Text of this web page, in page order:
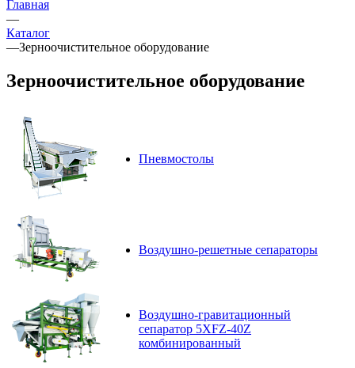
Главная
—
Каталог
—Зерноочистительное оборудование
Зерноочистительное оборудование
Пневмостолы
Воздушно-решетные сепараторы
Воздушно-гравитационный
сепаратор 5XFZ-40Z
комбинированный